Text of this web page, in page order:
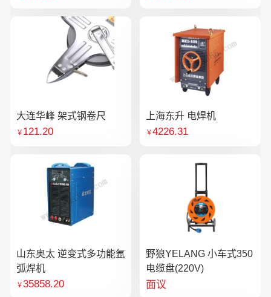
大连华峰 架式钢卷尺
￥ 121.20
上海东升 电焊机
￥4226.31
山东奥太 逆变式多功能氩
弧焊机
￥35858.20
野狼YELANG 小车式350
电缆盘(220V)
面议